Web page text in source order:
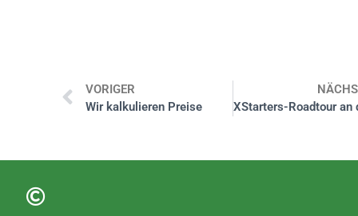
VORIGER
Wir kalkulieren Preise